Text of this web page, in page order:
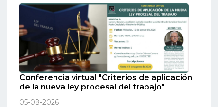
Conferencia virtual "Criterios de aplicación
de la nueva ley procesal del trabajo"
05-08-2026